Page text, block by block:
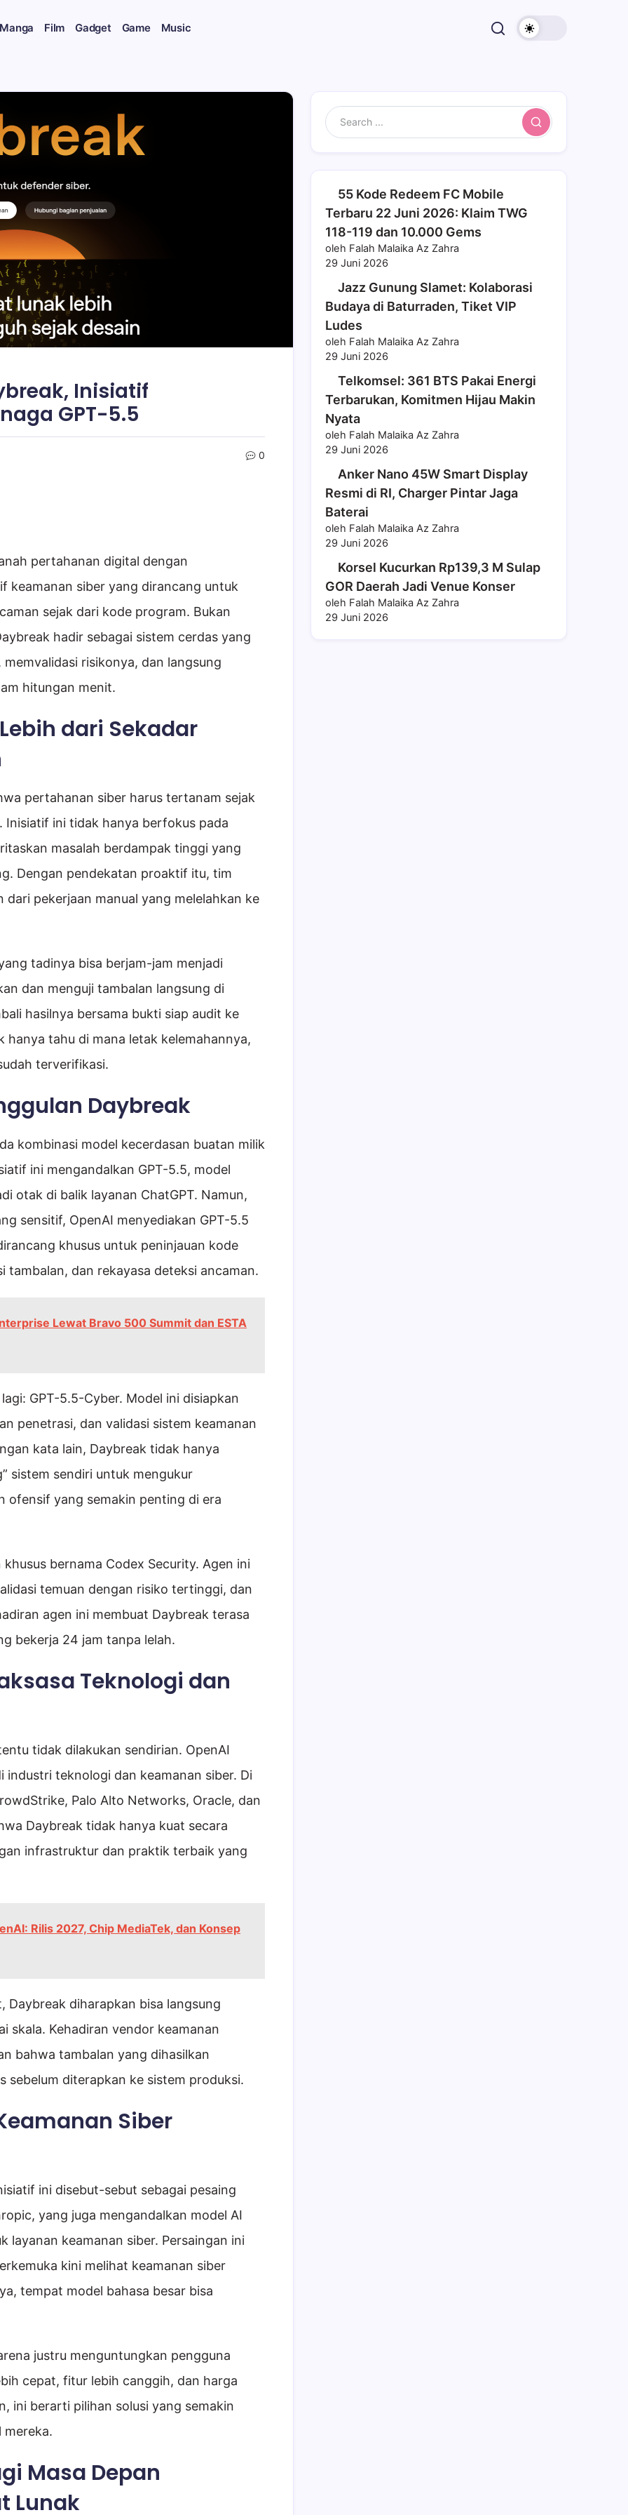
Film Gadget Game Music
Inisiatif
GPT-5.5
0
pertahanan digital dengan
keamanan siber yang dirancang untuk
sejak dari kode program. Bukan
hadir sebagai sistem cerdas yang
risikonya, dan langsung
hitungan menit.
dari Sekadar
pertahanan siber harus tertanam sejak
ini tidak hanya berfokus pada
masalah berdampak tinggi yang
Dengan pendekatan proaktif itu, tim
pekerjaan manual yang melelahkan ke
tadinya bisa berjam-jam menjadi
dan menguji tambalan langsung di
hasilnya bersama bukti siap audit ke
tahu di mana letak kelemahannya,
terverifikasi.
Daybreak
kombinasi model kecerdasan buatan milik
ini mengandalkan GPT-5.5, model
otak di balik layanan ChatGPT. Namun,
sensitif, OpenAI menyediakan GPT-5.5
khusus untuk peninjauan kode
tambalan, dan rekayasa deteksi ancaman.
Lewat Bravo 500 Summit dan ESTA
GPT-5.5-Cyber. Model ini disiapkan
penetrasi, dan validasi sistem keamanan
kata lain, Daybreak tidak hanya
sistem sendiri untuk mengukur
yang semakin penting di era
bernama Codex Security. Agen ini
temuan dengan risiko tertinggi, dan
agen ini membuat Daybreak terasa
bekerja 24 jam tanpa lelah.
Teknologi dan
tidak dilakukan sendirian. OpenAI
industri teknologi dan keamanan siber. Di
Palo Alto Networks, Oracle, dan
Daybreak tidak hanya kuat secara
infrastruktur dan praktik terbaik yang
Rilis 2027, Chip MediaTek, dan Konsep
diharapkan bisa langsung
skala. Kehadiran vendor keamanan
bahwa tambalan yang dihasilkan
sebelum diterapkan ke sistem produksi.
Siber
ini disebut-sebut sebagai pesaing
yang juga mengandalkan model AI
layanan keamanan siber. Persaingan ini
kini melihat keamanan siber
tempat model bahasa besar bisa
justru menguntungkan pengguna
cepat, fitur lebih canggih, dan harga
ini berarti pilihan solusi yang semakin
mereka.
Masa Depan
Lunak
Search
55 Kode Redeem FC Mobile
Terbaru 22 Juni 2026: Klaim TWG
118-119 dan 10.000 Gems
oleh Falah Malaika Az Zahra
29 Juni 2026
Jazz Gunung Slamet: Kolaborasi
Budaya di Baturraden, Tiket VIP
Ludes
oleh Falah Malaika Az Zahra
29 Juni 2026
Telkomsel: 361 BTS Pakai Energi
Terbarukan, Komitmen Hijau Makin
Nyata
oleh Falah Malaika Az Zahra
29 Juni 2026
Anker Nano 45W Smart Display
Resmi di RI, Charger Pintar Jaga
Baterai
oleh Falah Malaika Az Zahra
29 Juni 2026
Korsel Kucurkan Rp139,3 M Sulap
GOR Daerah Jadi Venue Konser
oleh Falah Malaika Az Zahra
29 Juni 2026